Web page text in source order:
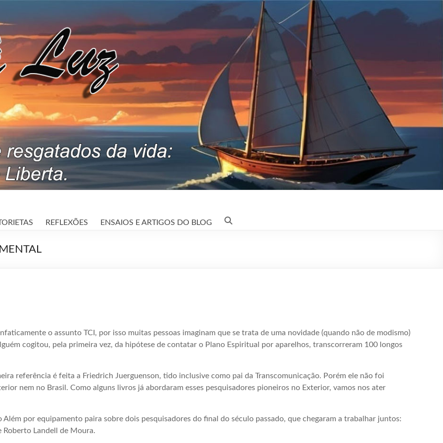
REFLEXÕES ENSAIOS E ARTIGOS DO BLOG
o assunto TCI, por isso muitas pessoas imaginam que se trata de uma novidade (quando não de modismo)
cogitou, pela primeira vez, da hipótese de contatar o Plano Espiritual por aparelhos, transcorreram 100 longos
referência é feita a Friedrich Juerguenson, tido inclusive como pai da Transcomunicação. Porém ele não foi
nem no Brasil. Como alguns livros já abordaram esses pesquisadores pioneiros no Exterior, vamos nos ater
por equipamento paira sobre dois pesquisadores do final do século passado, que chegaram a trabalhar juntos:
Roberto Landell de Moura.